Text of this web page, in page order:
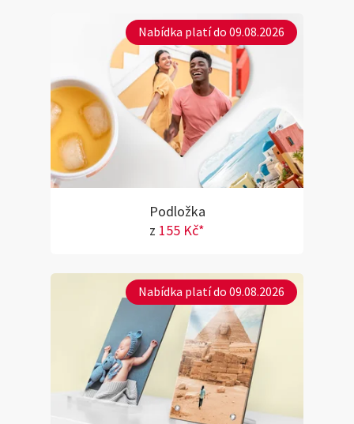
Nabídka platí do 09.08.2026
Podložka
z 155 Kč*
Nabídka platí do 09.08.2026